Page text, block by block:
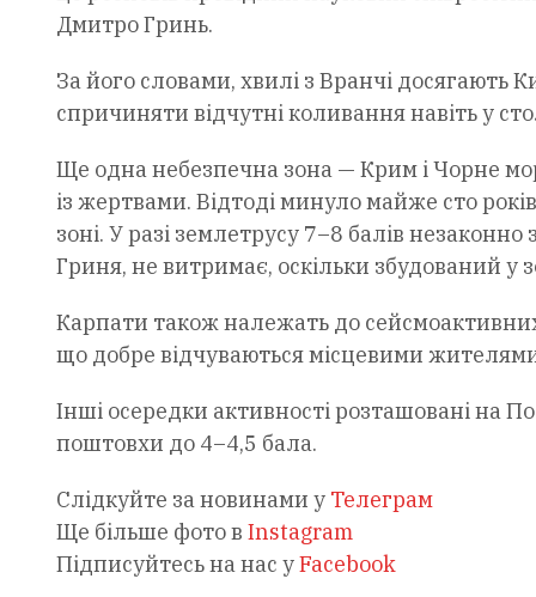
Дмитро Гринь.
За його словами, хвилі з Вранчі досягають
спричиняти відчутні коливання навіть у
Ще одна небезпечна зона — Крим і Чорне
із жертвами. Відтоді минуло майже сто
зоні. У разі землетрусу 7–8 балів
Гриня, не витримає, оскільки збудований у
Карпати також належать до
що добре відчуваються місцевими
Інші осередки активності розташовані на
поштовхи до 4–4,5 бала.
Слідкуйте за новинами у Телеграм
Ще більше фото в Instagram
Підписуйтесь на нас уFacebook